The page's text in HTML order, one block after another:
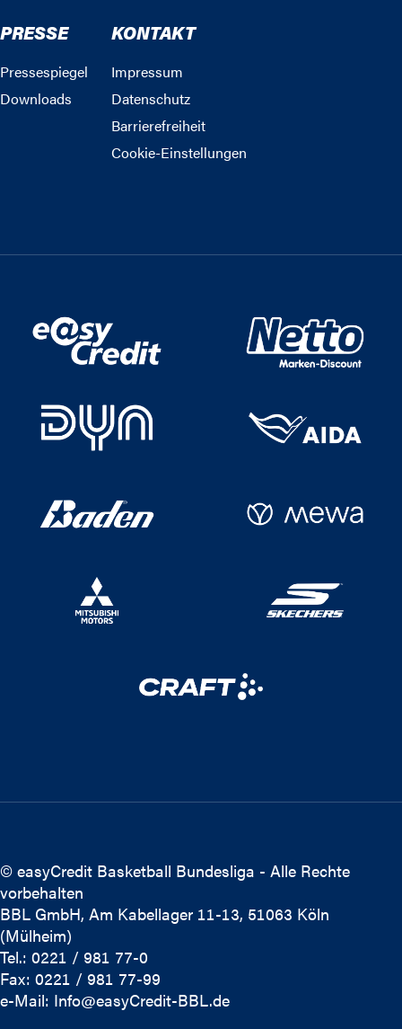
PRESSE
Pressespiegel
Downloads
KONTAKT
Impressum
Datenschutz
Barrierefreiheit
Cookie-Einstellungen
© easyCredit Basketball Bundesliga - Alle Rechte
vorbehalten
BBL GmbH, Am Kabellager 11-13, 51063 Köln
(Mülheim)
Tel.: 0221 / 981 77-0
Fax: 0221 / 981 77-99
e-Mail: Info@easyCredit-BBL.de